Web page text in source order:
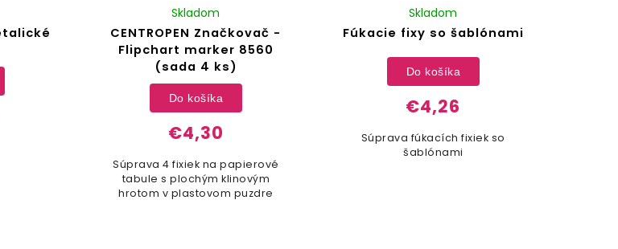
CENTROPEN Značkovač -
Flipchart marker 8560
(sada 4 ks)
Skladom
€4,30
Do košíka
Súprava 4 fixiek na papierové
tabule s plochým klinovým
hrotom v plastovom puzdre
Fúkacie fixy so šablónami
Skladom
€4,26
Do košíka
Súprava fúkacích fixiek so
šablónami